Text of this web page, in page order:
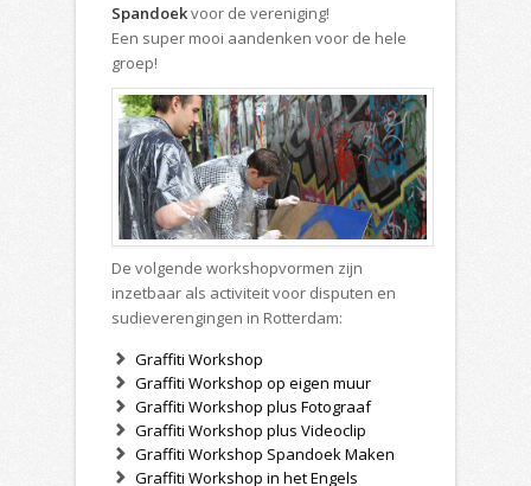
Spandoekvoor de vereniging!
Een super mooi aandenken voor de hele
groep!
De volgende workshopvormen zijn
inzetbaar als activiteit voor disputen en
sudieverengingen in Rotterdam:
Graffiti Workshop
Graffiti Workshop op eigen muur
Graffiti Workshop plus Fotograaf
Graffiti Workshop plus Videoclip
Graffiti Workshop Spandoek Maken
Graffiti Workshop in het Engels